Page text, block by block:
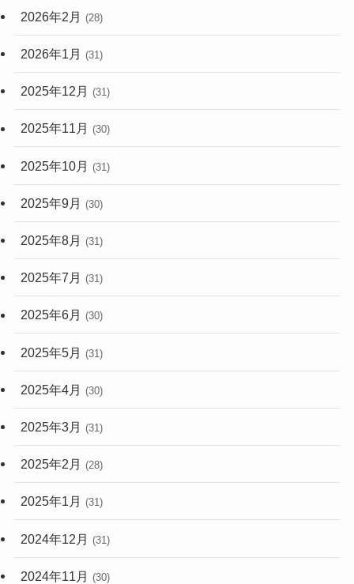
2026年2月 (28)
2026年1月 (31)
2025年12月 (31)
2025年11月 (30)
2025年10月 (31)
2025年9月 (30)
2025年8月 (31)
2025年7月 (31)
2025年6月 (30)
2025年5月 (31)
2025年4月 (30)
2025年3月 (31)
2025年2月 (28)
2025年1月 (31)
2024年12月 (31)
2024年11月 (30)